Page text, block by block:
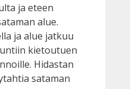
ja eteen
alue.
ja alue jatkuu
kietoutuen
Hidastan
sataman